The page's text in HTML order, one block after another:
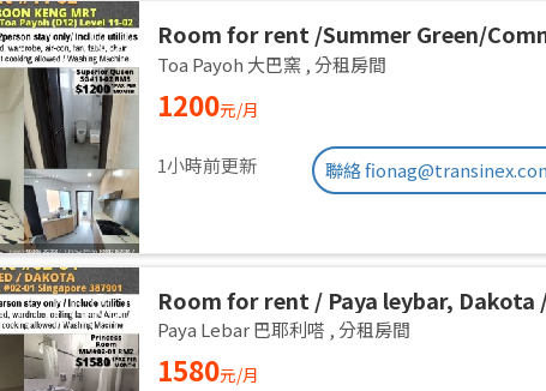
Room for rent /Summer Green/
room/1 pax/Available Immediately
Toa Payoh 大巴窯 ,分租房間
1200元/月
1小時前更新 聯絡
Room for rent / Paya leybar, Dakota
Master room / 1pax stay / Available 2
Sept
Paya Lebar 巴耶利嗒 ,分租房間
1580元/月